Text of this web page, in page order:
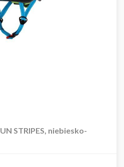
STRIPES, niebiesko-